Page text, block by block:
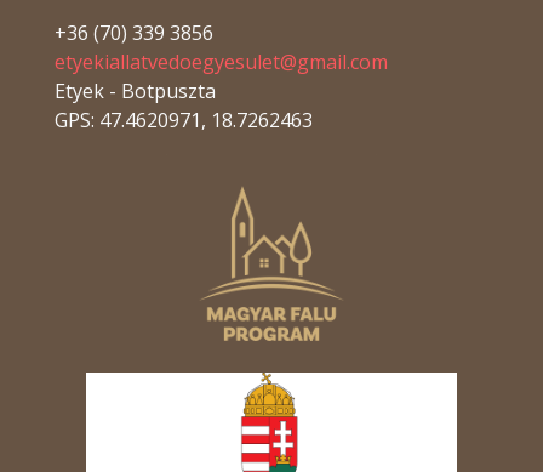
+36 (70) 339 3856
etyekiallatvedoegyesulet@gmail.com
Etyek - Botpuszta
GPS: 47.4620971, 18.7262463